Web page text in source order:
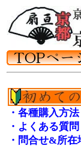
・各種購入方法
・よくある質問
・問合せ&所在